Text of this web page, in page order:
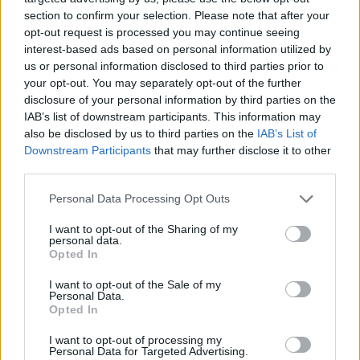
section to confirm your selection. Please note that after your
opt-out request is processed you may continue seeing
interest-based ads based on personal information utilized by
us or personal information disclosed to third parties prior to
your opt-out. You may separately opt-out of the further
disclosure of your personal information by third parties on the
IAB’s list of downstream participants. This information may
also be disclosed by us to third parties on the IAB’s List of
Downstream Participants that may further disclose it to other
Personal Data Processing Opt Outs
I want to opt-out of the Sharing of my
personal data.
Opted In
I want to opt-out of the Sale of my
Personal Data.
Opted In
I want to opt-out of processing my
Personal Data for Targeted Advertising.
Mots-clés : Écusson Montpellier visite montpellier
sortir
famille montpellier ,Hérault ,activité enfant montpellier,
que faire à Montpellier,quoi visiter à Montpellier
À LIRE AUSSI...
Découvrir le street art de
Montpellier à vélo